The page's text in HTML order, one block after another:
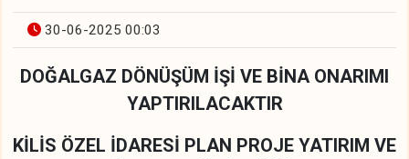
30-06-2025 00:03
DOĞALGAZ DÖNÜŞÜM İŞİ VE BİNA ONARIMI
YAPTIRILACAKTIR
KİLİS ÖZEL İDARESİ PLAN PROJE YATIRIM VE